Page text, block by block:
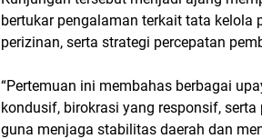
bertukar pengalaman terkait tata kelola
perizinan, serta strategi percepatan
“Pertemuan ini membahas berbagai
kondusif, birokrasi yang responsif,
guna menjaga stabilitas daerah dan